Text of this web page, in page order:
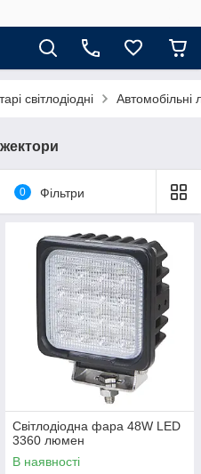
світлодіодні Автомобільні
0 Фільтри
Світлодіодна фара 48W LED
3360 люмен
В наявності